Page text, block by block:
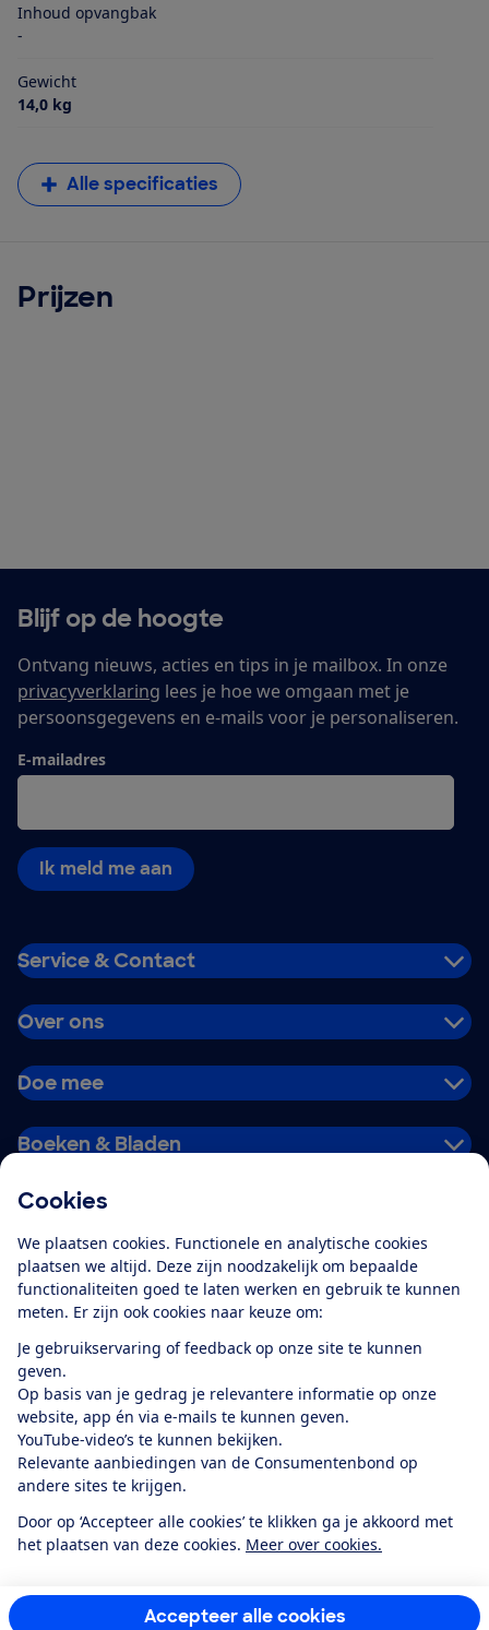
Cookies
We plaatsen cookies. Functionele en analytische cookies
plaatsen we altijd. Deze zijn noodzakelijk om bepaalde
functionaliteiten goed te laten werken en gebruik te kunnen
meten. Er zijn ook cookies naar keuze om:
Je gebruikservaring of feedback op onze site te kunnen
geven.
Op basis van je gedrag je relevantere informatie op onze
website, app én via e-mails te kunnen geven.
YouTube-video’s te kunnen bekijken.
Relevante aanbiedingen van de Consumentenbond op
andere sites te krijgen.
Door op ‘Accepteer alle cookies’ te klikken ga je akkoord met
het plaatsen van deze cookies. Meer over cookies.
Accepteer alle cookies
Inhoud opvangbak
-
Gewicht
14,0 kg
Alle specificaties
Prijzen
Blijf op de hoogte
Ontvang nieuws, acties en tips in je mailbox. In onze
privacyverklaring lees je hoe we omgaan met je
persoonsgegevens en e-mails voor je personaliseren.
E-mailadres
Ik meld me aan
Service & Contact
Over ons
Doe mee
Boeken & Bladen
Alles over de
app
Algemene Voorwaarden
Privacyverklaring
Cookiebeleid
Privacyvoorkeuren
Toegankelijkheid
RSS-feed nieuws
Facebook
TwitterInstagram
YoutubeLinkedIn
12.901consumentenbeoordelen de Consumentenbondmet gemiddeld